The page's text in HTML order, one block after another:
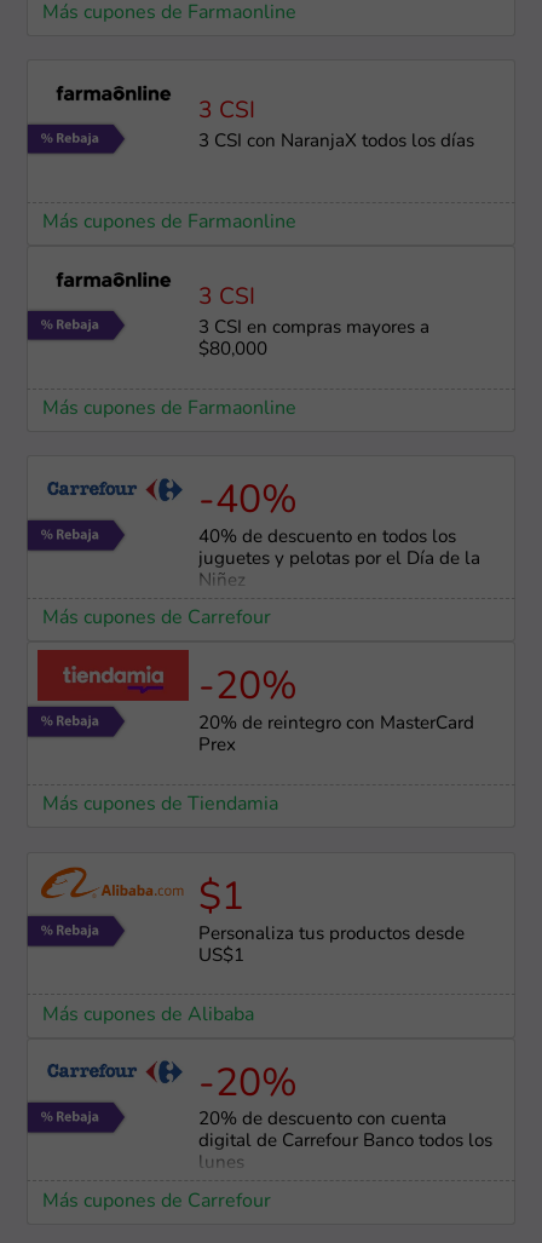
Más cupones de Farmaonline
3 CSI
3 CSI con NaranjaX todos los días
Más cupones de Farmaonline
3 CSI
3 CSI en compras mayores a
$80,000
Más cupones de Farmaonline
-40%
40% de descuento en todos los
juguetes y pelotas por el Día de la
Niñez
Más cupones de Carrefour
-20%
20% de reintegro con MasterCard
Prex
Más cupones de Tiendamia
$1
Personaliza tus productos desde
US$1
Más cupones de Alibaba
-20%
20% de descuento con cuenta
digital de Carrefour Banco todos los
lunes
Más cupones de Carrefour